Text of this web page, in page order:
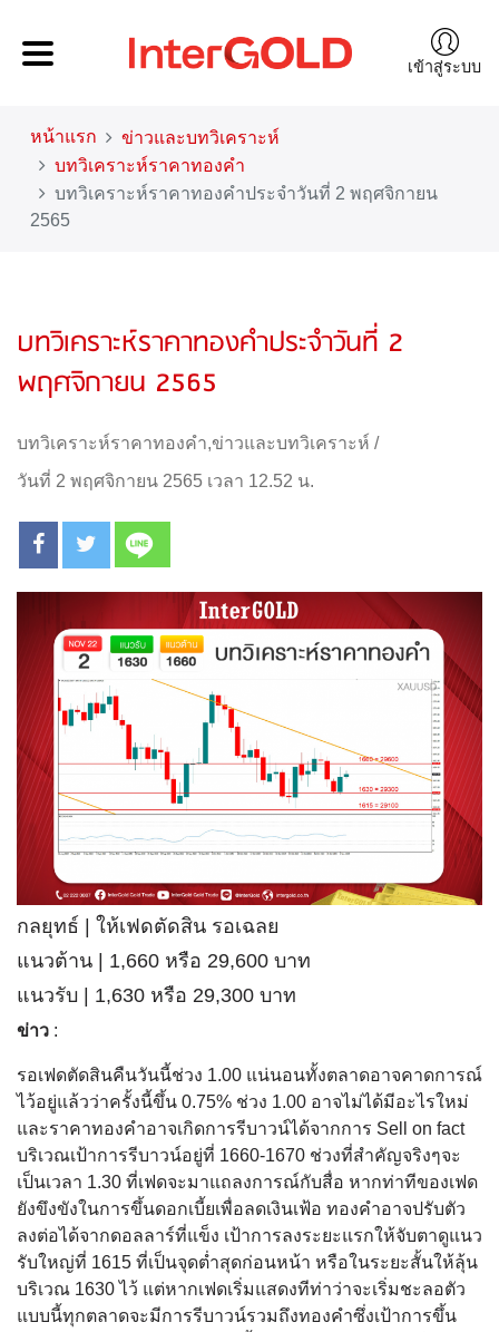
เข้าสู่ระบบ
หน้าแรก
ข่าวและบทวิเคราะห์
บทวิเคราะห์ราคาทองคำ
บทวิเคราะห์ราคาทองคำประจำวันที่ 2 พฤศจิกายน
2565
บทวิเคราะห์ราคาทองคำประจำวันที่ 2
พฤศจิกายน 2565
บทวิเคราะห์ราคาทองคำ,ข่าวและบทวิเคราะห์ /
วันที่ 2 พฤศจิกายน 2565 เวลา 12.52 น.
กลยุทธ์ | ให้เฟดตัดสิน รอเฉลย
แนวต้าน | 1,660 หรือ 29,600 บาท
แนวรับ | 1,630 หรือ 29,300 บาท
ข่าว :
รอเฟดตัดสินคืนวันนี้ช่วง 1.00 แน่นอนทั้งตลาดอาจคาดการณ์
ไว้อยู่แล้วว่าครั้งนี้ขึ้น 0.75% ช่วง 1.00 อาจไม่ได้มีอะไรใหม่
และราคาทองคำอาจเกิดการรีบาวน์ได้จากการ Sell on fact
บริเวณเป้าการรีบาวน์อยู่ที่ 1660-1670 ช่วงที่สำคัญจริงๆจะ
เป็นเวลา 1.30 ที่เฟดจะมาแถลงการณ์กับสื่อ หากท่าทีของเฟด
ยังขึงขังในการขึ้นดอกเบี้ยเพื่อลดเงินเฟ้อ ทองคำอาจปรับตัว
ลงต่อได้จากดอลลาร์ที่แข็ง เป้าการลงระยะแรกให้จับตาดูแนว
รับใหญ่ที่ 1615 ที่เป็นจุดต่ำสุดก่อนหน้า หรือในระยะสั้นให้ลุ้น
บริเวณ 1630 ไว้ แต่หากเฟดเริ่มแสดงทีท่าว่าจะเริ่มชะลอตัว
แบบนี้ทุกตลาดจะมีการรีบาวน์รวมถึงทองคำซึ่งเป้าการขึ้น